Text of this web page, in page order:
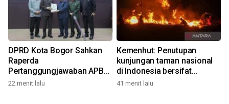
DPRD Kota Bogor Sahkan
Raperda
Pertanggungjawaban APBD
2025
22 menit lalu
Kemenhut: Penutupan
kunjungan taman nasional
di Indonesia bersifat
kondisional
41 menit lalu